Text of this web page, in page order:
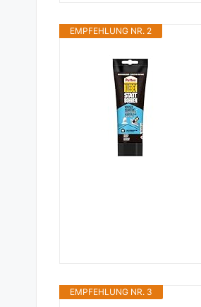
EMPFEHLUNG NR. 2
EMPFEHLUNG NR. 3